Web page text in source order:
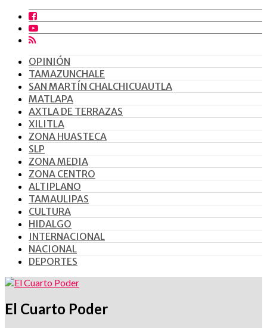
OPINIÓN
TAMAZUNCHALE
SAN MARTÍN CHALCHICUAUTLA
MATLAPA
AXTLA DE TERRAZAS
XILITLA
ZONA HUASTECA
SLP
ZONA MEDIA
ZONA CENTRO
ALTIPLANO
TAMAULIPAS
CULTURA
HIDALGO
INTERNACIONAL
NACIONAL
DEPORTES
El Cuarto Poder